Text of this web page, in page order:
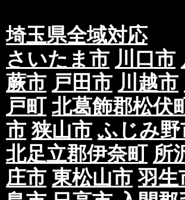
埼玉県全域対応
さいたま市 川口市
蕨市 戸田市 川越市
戸町 北葛飾郡松伏
市 狭山市 ふじみ野
北足立郡伊奈町 所
庄市 東松山市 羽生